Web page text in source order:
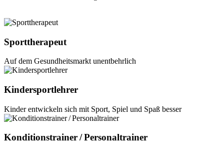
Sporttherapeut
Auf dem Gesundheitsmarkt unentbehrlich
Kindersportlehrer
Kinder entwickeln sich mit Sport, Spiel und Spaß besser
Konditionstrainer / Personaltrainer